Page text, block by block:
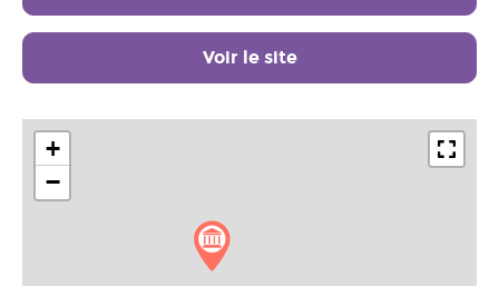
Voir le site
+
−